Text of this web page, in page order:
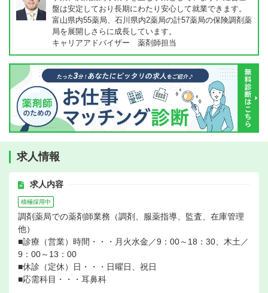
盤は安定しており長期にわたり安心して就業できます。
富山県内55薬局、石川県内2薬局の計57薬局の保険調剤薬
局を展開しさらに成長しています。
キャリアアドバイザー 薬剤師担当
求人情報
求人内容
積極採用中
調剤薬局での薬剤師業務（調剤、服薬指導、監査、在庫管理
他）
■診療（営業）時間・・・月火水金／9：00～18：30、木土／
9：00～13：00
■休診（定休）日・・・日曜日、祝日
■応需科目・・・耳鼻科